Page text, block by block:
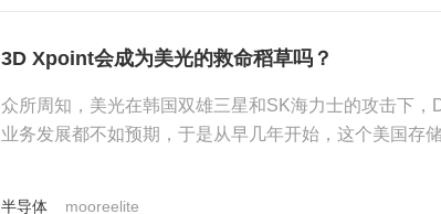
3D Xpoint会成为美光的救命稻草吗？
众所周知，美光在韩国双雄三星和SK海力士的攻击下，
业务发展都不如预期，于是从早几年开始，这个美国存
半导体 mooreelite